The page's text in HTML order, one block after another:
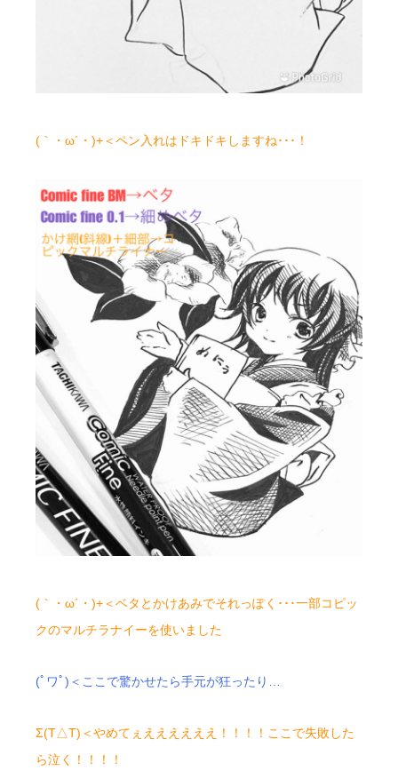
(｀・ω´・)+＜ペン入れはドキドキしますね･･･！
(｀・ω´・)+＜ベタとかけあみでそれっぽく･･･一部コピッ
クのマルチラナイーを使いました
(ﾟワﾟ)＜ここで驚かせたら手元が狂ったり…
Σ(T△T)＜やめてぇええええええ！！！！ここで失敗した
ら泣く！！！！